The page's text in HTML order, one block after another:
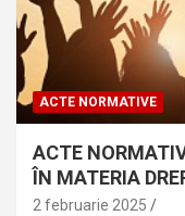
ACTE NORMATIVE
ACTE
ÎN MATERIA
2 februarie 2025